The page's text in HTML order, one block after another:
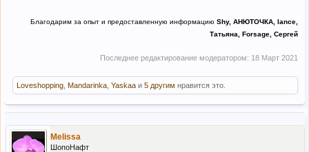
Благодарим за опыт и предоставленную информацию Shy, АНЮТОЧКА, lance,
Татьяна, Forsage, Сергей
Последнее редактирование модератором: 18 Март 2021
Loveshopping Mandarinka Yaskaa и 5 другим нравится это.
Melissa
ШопоНафт